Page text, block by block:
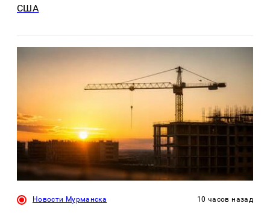
США
Новости Мурманска 10 часов назад